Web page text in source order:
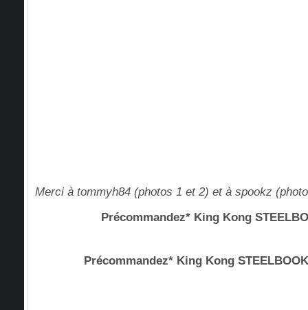
Merci à tommyh84 (photos 1 et 2) et à spookz
Précommandez* King Kong
Précommandez* King Kong